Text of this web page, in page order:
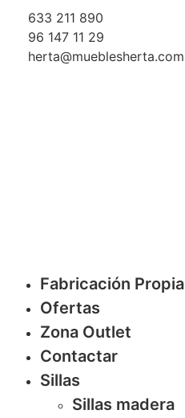
633 211 890
96 147 11 29
herta@mueblesherta.com
Fabricación Propia
Ofertas
Zona Outlet
Contactar
Sillas
Sillas madera